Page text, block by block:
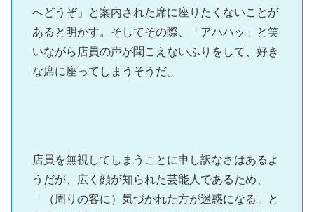
へどうぞ」と案内された席に座りたくないことが
あると明かす。そしてその際、「アハハッ」と笑
いながら店員の声が聞こえないふりをして、好き
な席に座ってしまうそうだ。
店員を無視してしまうことに申し訳なさはあるよ
うだが、広く顔が知られた芸能人であるため、
「（周りの客に）気づかれた方が迷惑になる」と